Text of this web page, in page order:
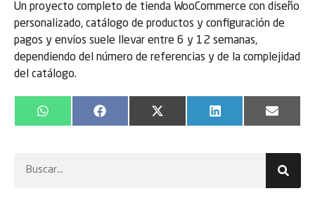
Un proyecto completo de tienda WooCommerce con diseño
personalizado, catálogo de productos y configuración de
pagos y envíos suele llevar entre 6 y 12 semanas,
dependiendo del número de referencias y de la complejidad
del catálogo.
WhatsApp Facebook
X
(Twitter)
LinkedIn Email